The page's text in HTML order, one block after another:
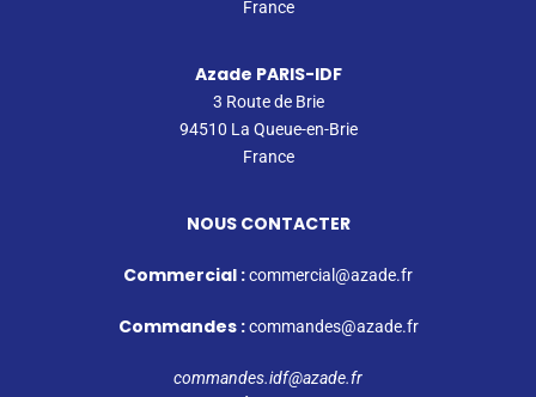
France
Azade PARIS-IDF
3 Route de Brie
94510 La Queue-en-Brie
France
NOUS CONTACTER
Commercial :commercial@azade.fr
Commandes :commandes@azade.fr
commandes.idf@azade.fr